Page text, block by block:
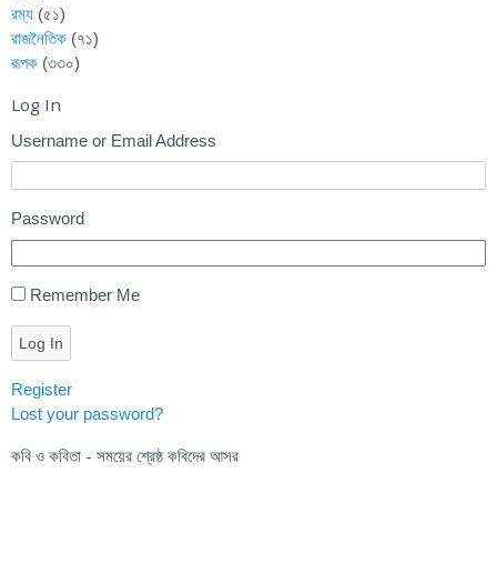
রম্য (৫১)
রাজনৈতিক (৭১)
রূপক (৩৩০)
Log In
Username or Email Address
Password
Remember Me
Log In
Register
Lost your password?
কবি ও কবিতা - সময়ের শ্রেষ্ঠ কবিদের আসর